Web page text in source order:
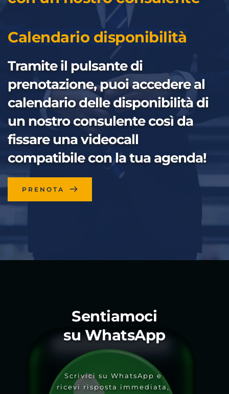
Calendario disponibilità
Tramite il pulsante di
prenotazione, puoi accedere al
calendario delle disponibilità di
un nostro consulente così da
fissare una videocall
compatibile con la tua agenda!
PRENOTA
Sentiamoci
su WhatsApp
Scrivici su WhatsApp e
ricevi risposta immediata,